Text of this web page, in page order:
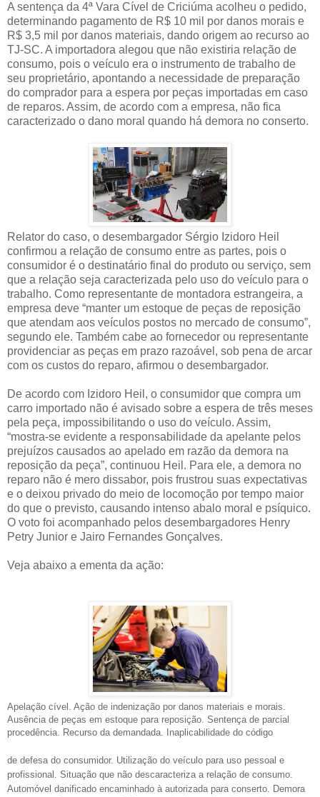
A sentença da 4ª Vara Cível de Criciúma acolheu o pedido,
determinando pagamento de R$ 10 mil por danos morais e
R$ 3,5 mil por danos materiais, dando origem ao recurso ao
TJ-SC. A importadora alegou que não existiria relação de
consumo, pois o veículo era o instrumento de trabalho de
seu proprietário, apontando a necessidade de preparação
do comprador para a espera por peças importadas em caso
de reparos. Assim, de acordo com a empresa, não fica
caracterizado o dano moral quando há demora no conserto.
Relator do caso, o desembargador Sérgio Izidoro Heil
confirmou a relação de consumo entre as partes, pois o
consumidor é o destinatário final do produto ou serviço, sem
que a relação seja caracterizada pelo uso do veículo para o
trabalho. Como representante de montadora estrangeira, a
empresa deve “manter um estoque de peças de reposição
que atendam aos veículos postos no mercado de consumo”,
segundo ele. Também cabe ao fornecedor ou representante
providenciar as peças em prazo razoável, sob pena de arcar
com os custos do reparo, afirmou o desembargador.
De acordo com Izidoro Heil, o consumidor que compra um
carro importado não é avisado sobre a espera de três meses
pela peça, impossibilitando o uso do veículo. Assim,
“mostra-se evidente a responsabilidade da apelante pelos
prejuízos causados ao apelado em razão da demora na
reposição da peça”, continuou Heil. Para ele, a demora no
reparo não é mero dissabor, pois frustrou suas expectativas
e o deixou privado do meio de locomoção por tempo maior
do que o previsto, causando intenso abalo moral e psíquico.
O voto foi acompanhado pelos desembargadores Henry
Petry Junior e Jairo Fernandes Gonçalves.
Veja abaixo a ementa da ação:
Apelação cível. Ação de indenização por danos materiais e morais.
Ausência de peças em estoque para reposição. Sentença de parcial
procedência. Recurso da demandada. Inaplicabilidade do código
de defesa do consumidor. Utilização do veículo para uso pessoal e
profissional. Situação que não descaracteriza a relação de consumo.
Automóvel danificado encaminhado à autorizada para conserto. Demora